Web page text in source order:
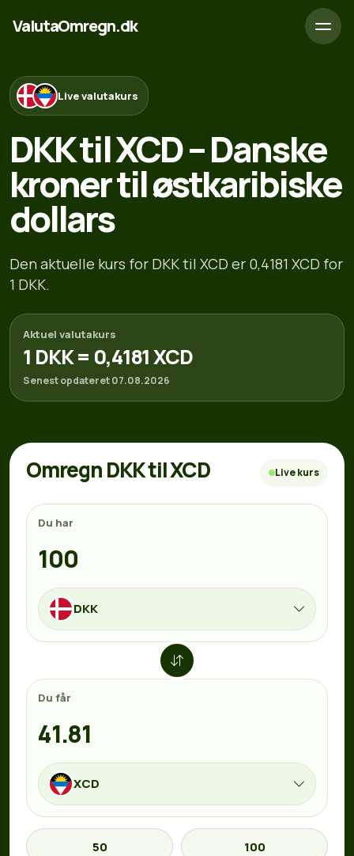
ValutaOmregn.dk
Live valutakurs
DKK til XCD – Danske
kroner til østkaribiske
dollars
Den aktuelle kurs for DKK til XCD er 0,4181 XCD for
1 DKK.
Aktuel valutakurs
1 DKK = 0,4181 XCD
Senest opdateret 07.08.2026
Omregn DKK til XCD Live kurs
Du har
DKK
Du får
XCD
50 100